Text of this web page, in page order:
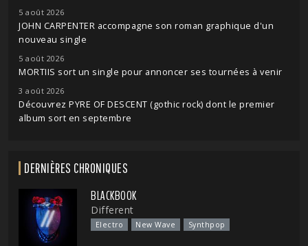
5 août 2026
JOHN CARPENTER accompagne son roman graphique d'un
nouveau single
5 août 2026
MORTIIS sort un single pour annoncer ses tournées à venir
3 août 2026
Découvrez PYRE OF DESCENT (gothic rock) dont le premier
album sort en septembre
DERNIÈRES CHRONIQUES
BLACKBOOK
Different
Electro New Wave Synthpop